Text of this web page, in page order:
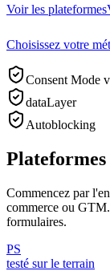
Voir les plateformes
Choisissez votre
Consent Mode
dataLayer
Autoblocking
Commencez par
commerce ou
formulaires.
PS
testé sur le terrain